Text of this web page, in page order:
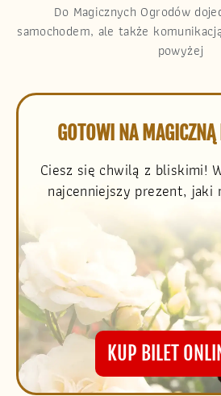
Do Magicznych Ogrodów
samochodem, ale także
powyżej
GOTOWI NA
Ciesz się chwilą z bliskimi!
najcenniejszy prezent, jaki
KUP BILET